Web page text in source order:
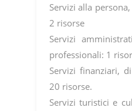
Servizi alla
2 risorse
Servizi
professionali: 1
Servizi finanziari,
20 risorse.
Servizi turistici e